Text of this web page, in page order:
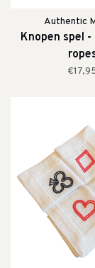
Authentic
Knopen spel